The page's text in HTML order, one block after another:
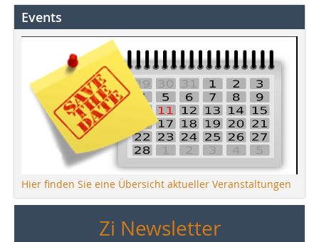
Events
Hier finden Sie eine Übersicht aktueller Veranstaltungen
Zi Newsletter